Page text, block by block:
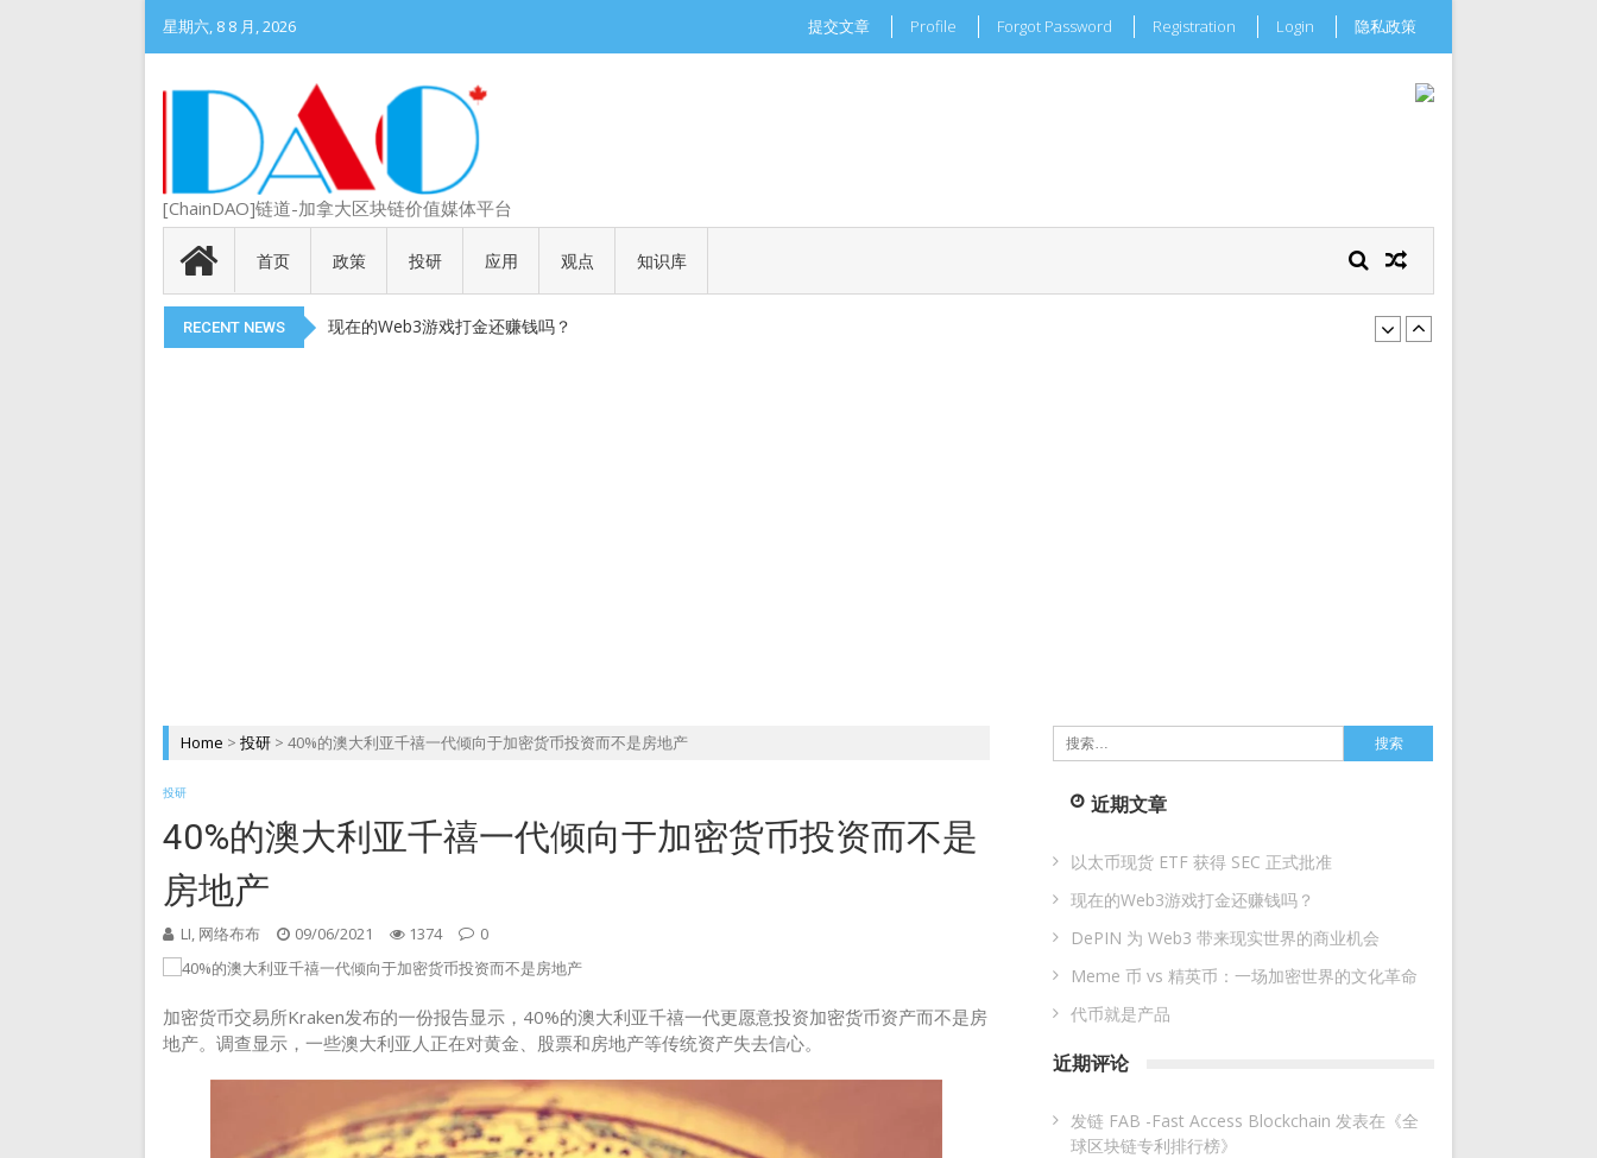
星期六, 8 8 月, 2026 提交文章 Profile Forgot Password Registration Login 隐私政策
[ChainDAO]链道-加拿大区块链价值媒体平台
首页 政策 投研 应用 观点 知识库
RECENT NEWS
DePIN 为 Web3 带来现实世界的商业机会
Meme 币 vs 精英币：一场加密世界的文化革命
代币就是产品
以太币现货 ETF 获得 SEC 正式批准
现在的Web3游戏打金还赚钱吗？
Home > 投研 > 40%的澳大利亚千禧一代倾向于加密货币投资而不是房地产
投研
40%的澳大利亚千禧一代倾向于加密货币投资而不是
房地产
LI, 网络布布 09/06/2021 1374 0
加密货币交易所Kraken发布的一份报告显示，40%的澳大利亚千禧一代更愿意投资加密货币资产而不是房
地产。调查显示，一些澳大利亚人正在对黄金、股票和房地产等传统资产失去信心。
搜
索：
近期文章
以太币现货 ETF 获得 SEC 正式批准
现在的Web3游戏打金还赚钱吗？
DePIN 为 Web3 带来现实世界的商业机会
Meme 币 vs 精英币：一场加密世界的文化革命
代币就是产品
近期评论
发链 FAB -Fast Access Blockchain 发表在《全
球区块链专利排行榜》